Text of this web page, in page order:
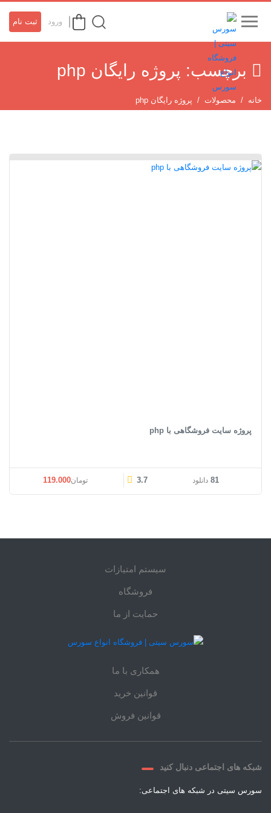
ورود ثبت نام
برچسب: پروژه رایگان php
خانه محصولات پروژه رایگان php
پروژه سایت فروشگاهی با php
81 دانلود 3.7 تومان119.000
سیستم امتیازات
فروشگاه
حمایت از ما
همکاری با ما
قوانین خرید
قوانین فروش
شبکه های اجتماعی دنبال کنید
سورس سیتی در شبکه های اجتماعی: